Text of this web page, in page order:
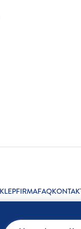
FIRMAFAQ